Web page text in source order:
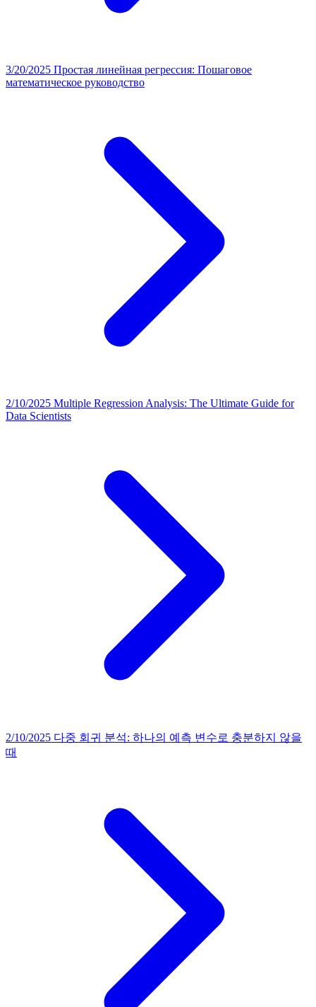
3/20/2025 Простая линейная регрессия: Пошаговое
математическое руководство
2/10/2025 Multiple Regression Analysis: The Ultimate Guide for
Data Scientists
2/10/2025 다중 회귀 분석: 하나의 예측 변수로 충분하지 않을
때